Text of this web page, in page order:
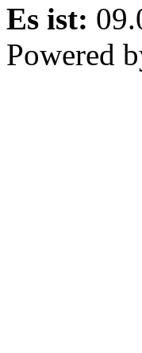
Es ist:
Powered